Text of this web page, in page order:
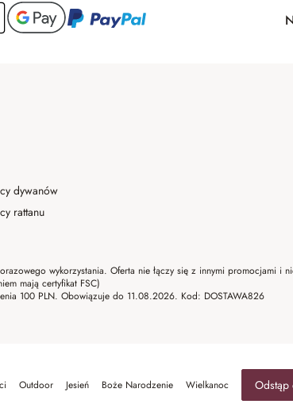
dywanów
rattanu
wykorzystania. Oferta nie łączy się z innymi promocjami i
mają certyfikat FSC)
100 PLN. Obowiązuje do 11.08.2026. Kod: DOSTAWA826
Outdoor Jesień Boże Narodzenie Wielkanoc Odstąp